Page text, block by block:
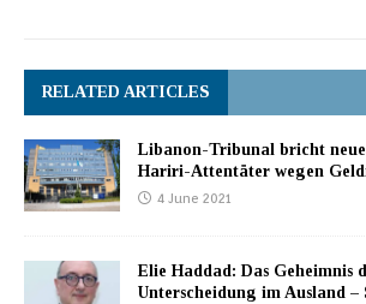
RELATED ARTICLES
Libanon-Tribunal bricht
Hariri-Attentäter wegen
4 June 2021
Elie Haddad: Das Geheimnis
Unterscheidung im Ausland –